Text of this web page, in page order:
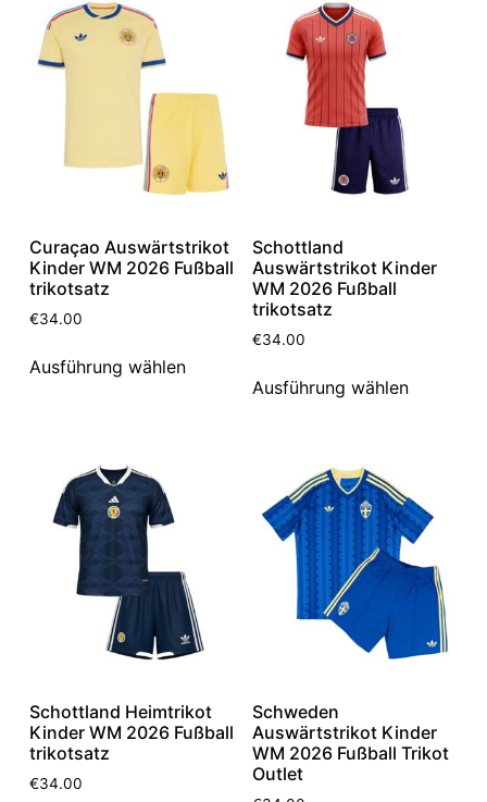
Curaçao Auswärtstrikot
Kinder WM 2026 Fußball
trikotsatz
€34.00
Ausführung wählen
Schottland
Auswärtstrikot Kinder
WM 2026 Fußball
trikotsatz
€34.00
Ausführung wählen
Schottland Heimtrikot
Kinder WM 2026 Fußball
trikotsatz
€34.00
Schweden
Auswärtstrikot Kinder
WM 2026 Fußball Trikot
Outlet